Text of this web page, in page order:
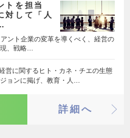
トを担当
対して「人
ント企業の変革を導くべく、経営の
、戦略…
営に関するヒト・カネ・チエの生態
ョンに掲げ、教育・人…
詳細へ